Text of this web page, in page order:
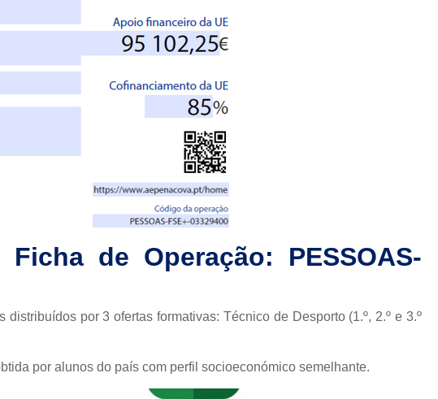
Ficha de Operação: PESSOAS-
por 3 ofertas formativas: Técnico de Desporto (1.º, 2.º e 3.º
por alunos do país com perfil socioeconómico semelhante.